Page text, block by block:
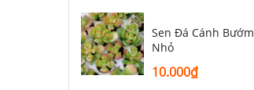
Sen Đá Cánh Bướm
Nhỏ
10.000₫